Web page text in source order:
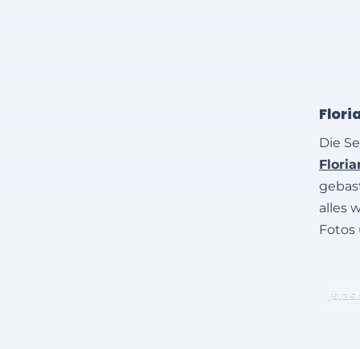
Die
alles
Fotos
/